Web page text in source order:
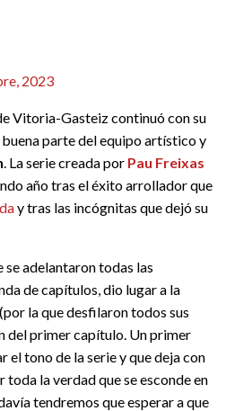
2023
Vitoria-Gasteiz continuó con su
parte del equipo artístico y
. La serie creada por Pau Freixas
año tras el éxito arrollador que
y tras las incógnitas que dejó su
se adelantaron todas las
de capítulos, dio lugar a la
la que desfilaron todos sus
del primer capítulo. Un primer
el tono de la serie y que deja con
toda la verdad que se esconde en
tendremos que esperar a que